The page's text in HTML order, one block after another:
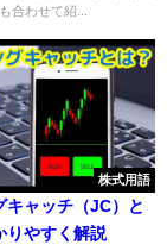
合わせて紹...
株式用語
キャッチ（JC）と
りやすく解説